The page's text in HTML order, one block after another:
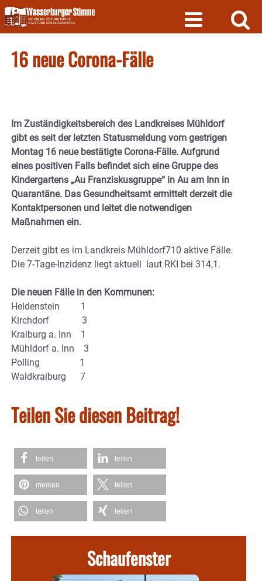
Skip
to
content
16 neue Corona-Fälle
Im Zuständigkeitsbereich des Landkreises Mühldorf
gibt es seit der letzten Statusmeldung vom gestrigen
Montag 16 neue bestätigte Corona-Fälle. Aufgrund
eines positiven Falls befindet sich eine Gruppe des
Kindergartens „Au Franziskusgruppe“ in Au am Inn in
Quarantäne. Das Gesundheitsamt ermittelt derzeit die
Kontaktpersonen und leitet die notwendigen
Maßnahmen ein.
Derzeit gibt es im Landkreis Mühldorf710 aktive Fälle.
Die 7-Tage-Inzidenz liegt aktuell laut RKI bei 314,1.
Die neuen Fälle in den Kommunen:
Heldenstein 1
Kirchdorf 3
Kraiburg a. Inn 1
Mühldorf a. Inn 3
Polling 1
Waldkraiburg 7
Teilen Sie diesen Beitrag!
teilen teilen
merken teilen
teilen teilen
Schaufenster